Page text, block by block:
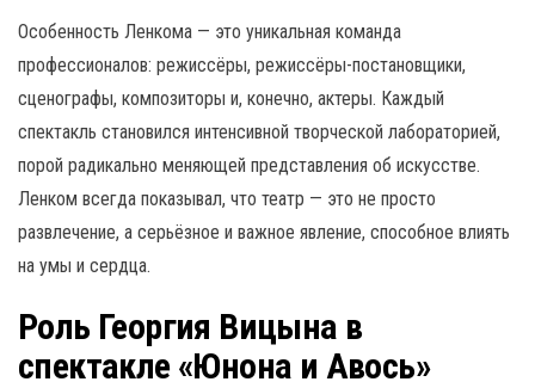
Особенность Ленкома — это уникальная команда
профессионалов: режиссёры, режиссёры-постановщики,
сценографы, композиторы и, конечно, актеры. Каждый
спектакль становился интенсивной творческой лабораторией,
порой радикально меняющей представления об искусстве.
Ленком всегда показывал, что театр — это не просто
развлечение, а серьёзное и важное явление, способное влиять
на умы и сердца.
Роль Георгия Вицына в
спектакле «Юнона и Авось»